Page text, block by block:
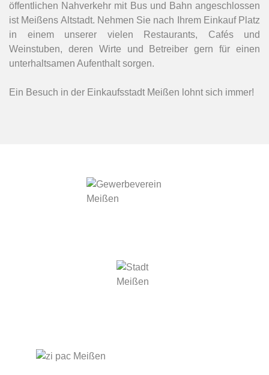
öffentlichen Nahverkehr mit Bus und Bahn angeschlossen
ist Meißens Altstadt. Nehmen Sie nach Ihrem Einkauf Platz
in einem unserer vielen Restaurants, Cafés und
Weinstuben, deren Wirte und Betreiber gern für einen
unterhaltsamen Aufenthalt sorgen.
Ein Besuch in der Einkaufsstadt Meißen lohnt sich immer!